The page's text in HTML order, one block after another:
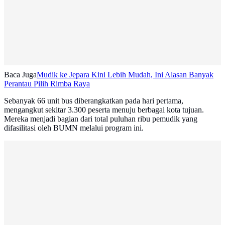
Baca JugaMudik ke Jepara Kini Lebih Mudah, Ini Alasan Banyak
Perantau Pilih Rimba Raya
Sebanyak 66 unit bus diberangkatkan pada hari pertama,
mengangkut sekitar 3.300 peserta menuju berbagai kota tujuan.
Mereka menjadi bagian dari total puluhan ribu pemudik yang
difasilitasi oleh BUMN melalui program ini.